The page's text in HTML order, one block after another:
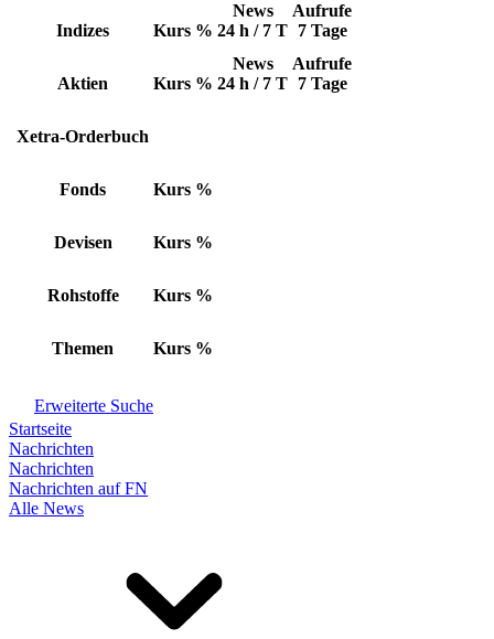
Indizes Kurs %
News
24 h / 7 T
Aufrufe
7 Tage
Aktien Kurs %
News
24 h / 7 T
Aufrufe
7 Tage
Xetra-Orderbuch
Fonds Kurs %
Devisen Kurs %
Rohstoffe Kurs %
Themen Kurs %
Erweiterte Suche
Startseite
Nachrichten
Nachrichten
Nachrichten auf FN
Alle News